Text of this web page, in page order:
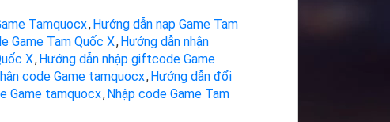
Tamquocx,Hướng dẫn nạp Game Tam
Game Tam Quốc X,Hướng dẫn nhận
X,Hướng dẫn nhập giftcode Game
code Game tamquocx,Hướng dẫn đổi
Game tamquocx,Nhập code Game Tam